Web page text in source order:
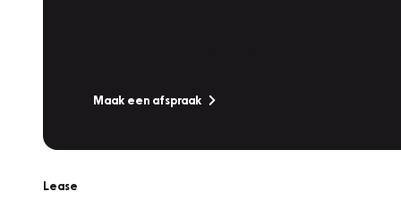
Maak een afspraak
Lease